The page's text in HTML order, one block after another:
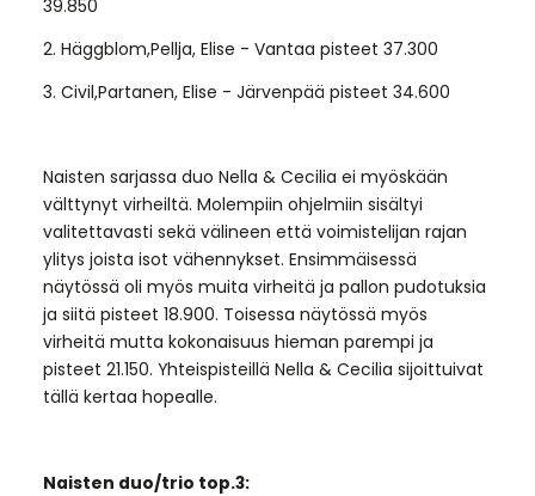
39.850
2. Häggblom,Pellja, Elise - Vantaa pisteet 37.300
3. Civil,Partanen, Elise - Järvenpää pisteet 34.600
Naisten sarjassa duo Nella & Cecilia ei myöskään
välttynyt virheiltä. Molempiin ohjelmiin sisältyi
valitettavasti sekä välineen että voimistelijan rajan
ylitys joista isot vähennykset. Ensimmäisessä
näytössä oli myös muita virheitä ja pallon pudotuksia
ja siitä pisteet 18.900. Toisessa näytössä myös
virheitä mutta kokonaisuus hieman parempi ja
pisteet 21.150. Yhteispisteillä Nella & Cecilia sijoittuivat
tällä kertaa hopealle.
Naisten duo/trio top.3: